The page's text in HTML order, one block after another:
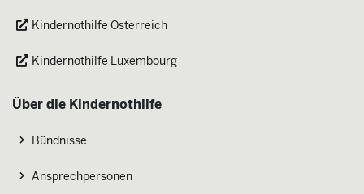
Kindernothilfe Österreich
Kindernothilfe Luxembourg
Über die Kindernothilfe
Bündnisse
Ansprechpersonen